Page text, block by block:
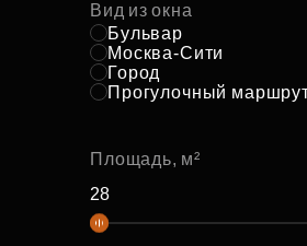
Вид из окна
Бульвар
Москва-Сити
Город
Прогулочный
Площадь, м²